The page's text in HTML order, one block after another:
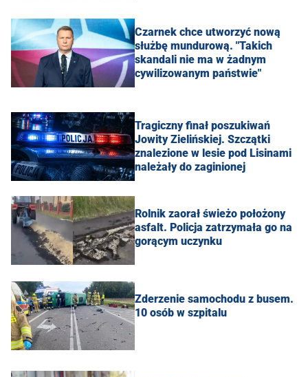
Czarnek chce utworzyć nową
służbę mundurową. "Takich
skandali nie ma w żadnym
cywilizowanym państwie"
Tragiczny finał poszukiwań
Jowity Zielińskiej. Szczątki
znalezione w lesie pod Lisinami
należały do zaginionej
Rolnik zaorał świeżo położony
asfalt. Policja zatrzymała go na
gorącym uczynku
Zderzenie samochodu z busem.
10 osób w szpitalu